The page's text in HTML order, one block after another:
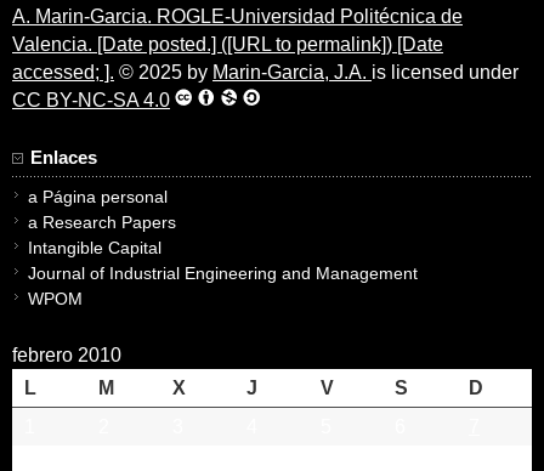
A. Marin-Garcia. ROGLE-Universidad Politécnica de
Valencia. [Date posted.] ([URL to permalink]) [Date
accessed; ]. © 2025 by Marin-Garcia, J.A. is licensed under
CC BY-NC-SA 4.0
Enlaces
a Página personal
a Research Papers
Intangible Capital
Journal of Industrial Engineering and Management
WPOM
febrero 2010
L
M X J V S
D